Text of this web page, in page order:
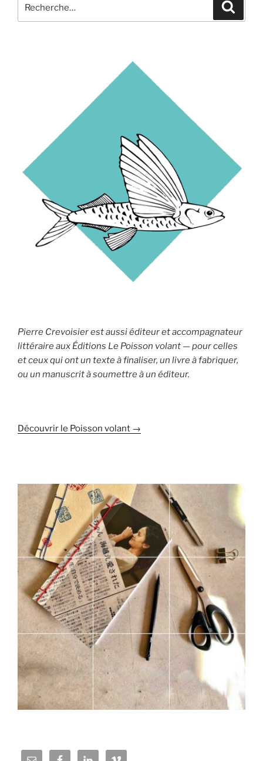
pour
Pierre Crevoisier est aussi éditeur et accompagnateur
littéraire aux Éditions Le Poisson volant — pour celles
et ceux qui ont un texte à finaliser, un livre à fabriquer,
ou un manuscrit à soumettre à un éditeur.
Découvrir le Poisson volant →